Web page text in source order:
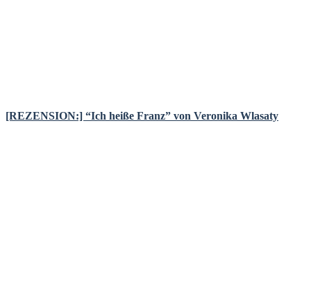
[REZENSION:] “Ich heiße Franz” von Veronika Wlasaty